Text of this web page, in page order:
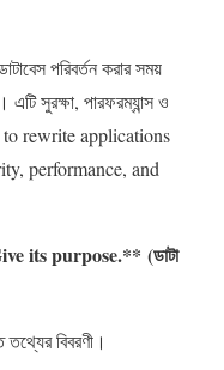
পরিবর্তন করার সময়
সুরক্ষা, পারফরম্যান্স ও
to rewrite applications
performance, and
its purpose.** (ডাটা
বিবরণী।